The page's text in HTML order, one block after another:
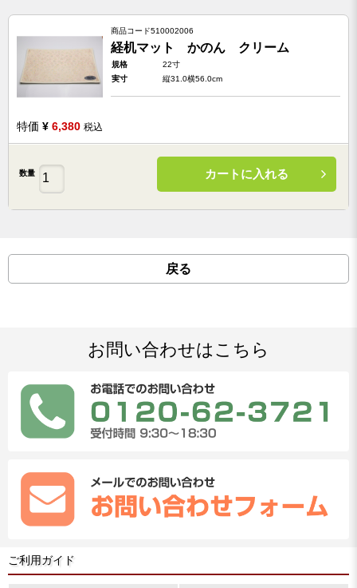
商品コード510002006
経机マット かのん クリーム
規格
22寸
実寸
縦31.0横56.0cm
特価 ¥ 6,380 税込
数量 カートに入れる
戻る
お問い合わせはこちら
ご利用ガイド